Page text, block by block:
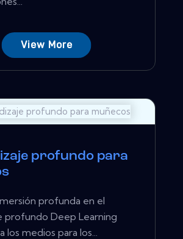
View More
profundo para
profunda en el
profundo Deep Learning
medios para los...